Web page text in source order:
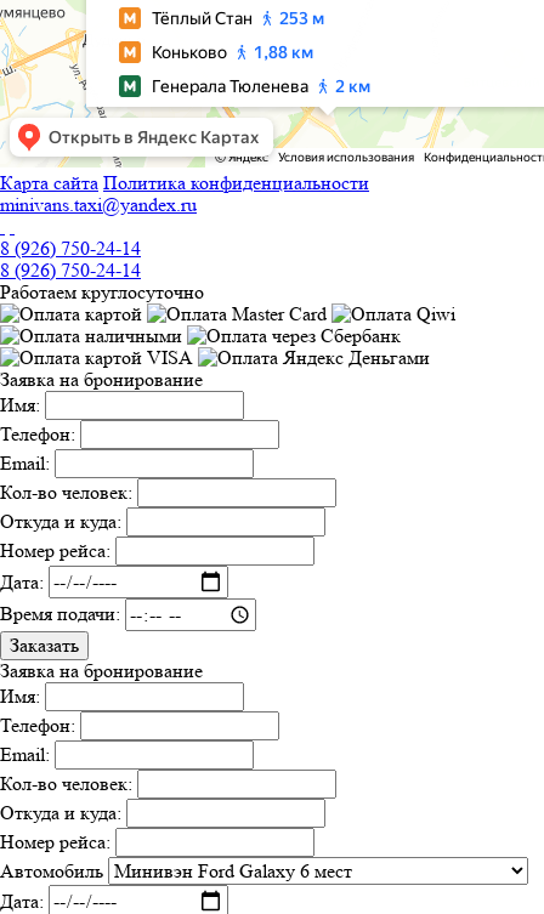
Карта сайта Политика конфиденциальности
minivans.taxi@yandex.ru
8 (926) 750-24-14
8 (926) 750-24-14
Работаем круглосуточно
Заявка на бронирование
Имя:
Телефон:
Email:
Кол-во человек:
Откуда и куда:
Номер рейса:
Дата:
Время подачи:
Заказать
Заявка на бронирование
Имя:
Телефон:
Email:
Кол-во человек:
Откуда и куда:
Номер рейса:
Автомобиль
Дата: